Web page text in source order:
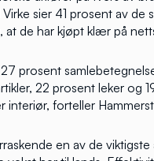
sier 41 prosent av de
at de har kjøpt klær på
prosent
22 prosent leker og
interiør, forteller
en av de viktigste